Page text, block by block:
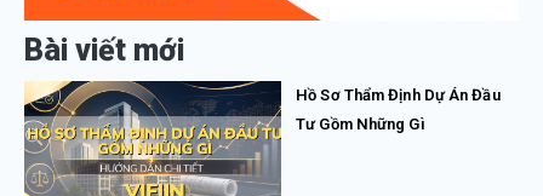
Bài viết mới
Hồ Sơ Thẩm Định Dự Án Đầu
Tư Gồm Những Gì